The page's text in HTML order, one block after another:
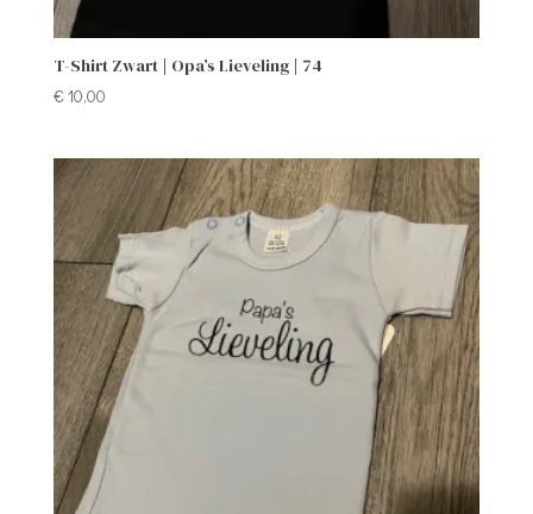
T-Shirt Zwart | Opa’s Lieveling | 74
€ 10,00